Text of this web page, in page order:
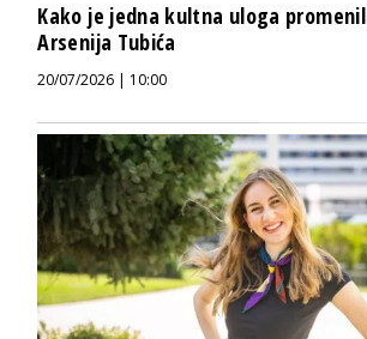
Kako je jedna kultna uloga
Arsenija Tubića
20/07/2026 | 10:00